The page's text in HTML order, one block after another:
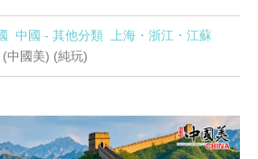
中國 - 其他分類
上海・浙江・江蘇
中國美) (純玩)